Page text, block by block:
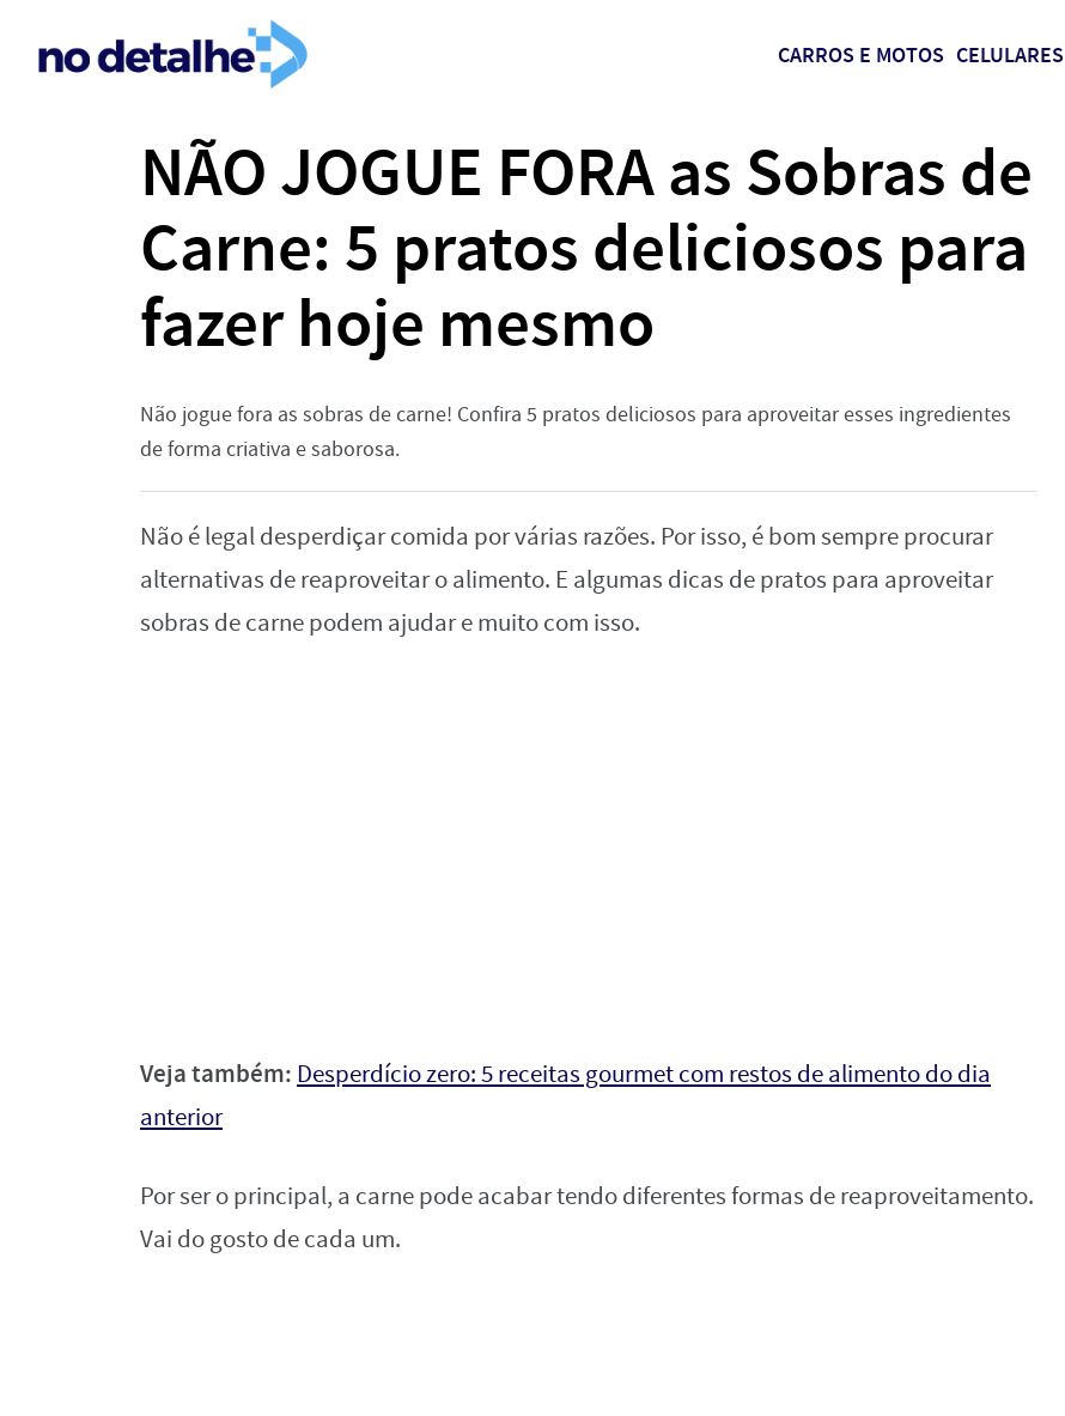
CARROS E MOTOS CELULARES
NÃO JOGUE FORA as Sobras de
Carne: 5 pratos deliciosos para
fazer hoje mesmo
Não jogue fora as sobras de carne! Confira 5 pratos deliciosos para aproveitar esses ingredientes
de forma criativa e saborosa.
Não é legal desperdiçar comida por várias razões. Por isso, é bom sempre procurar
alternativas de reaproveitar o alimento. E algumas dicas de pratos para aproveitar
sobras de carne podem ajudar e muito com isso.
Veja também: Desperdício zero: 5 receitas gourmet com restos de alimento do dia
anterior
Por ser o principal, a carne pode acabar tendo diferentes formas de reaproveitamento.
Vai do gosto de cada um.